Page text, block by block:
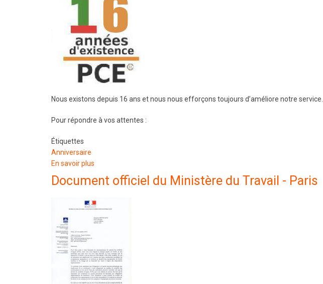
Nous existons depuis 16 ans et nous nous efforçons toujours d’améliore notre service.
Pour répondre à vos attentes :
Étiquettes
Anniversaire
En savoir plus
y
le
PCE®
16
printemps
!!
Document officiel du Ministère du Travail - Paris